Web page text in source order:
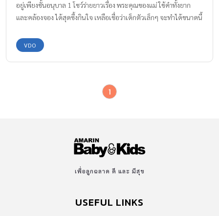
อยู่เพียงชั้นอนุบาล 1 โชว์ร่ายยาวเรื่อง พระคุณของแม่ ใช้คำทั้งยาก
และคล้องจอง ได้สุดซึ้งกินใจ เหลือเชื่อว่าเด็กตัวเล็กๆ จะทำได้ขนาดนี้
VDO
1
เพื่อลูกฉลาด ดี และ มีสุข
USEFUL LINKS